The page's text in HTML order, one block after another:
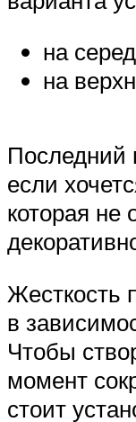
на
на
Последний
если
которая не
Жесткость
в
Чтобы
момент
стоит